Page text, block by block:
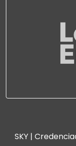
SKY |